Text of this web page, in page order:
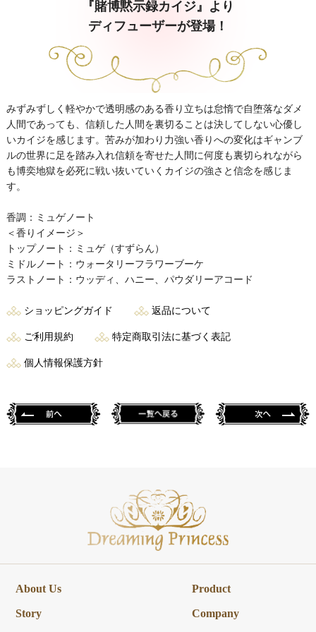
『賭博黙示録カイジ』より
ディフューザーが登場！
みずみずしく軽やかで透明感のある香り立ちは怠惰で自堕落なダメ
人間であっても、信頼した人間を裏切ることは決してしない心優し
いカイジを感じます。苦みが加わり力強い香りへの変化はギャンブ
ルの世界に足を踏み入れ信頼を寄せた人間に何度も裏切られながら
も博奕地獄を必死に戦い抜いていくカイジの強さと信念を感じま
す。
香調：ミュゲノート
＜香りイメージ＞
トップノート：ミュゲ（すずらん）
ミドルノート：ウォータリーフラワーブーケ
ラストノート：ウッディ、ハニー、パウダリーアコード
ショッピングガイド 返品について
ご利用規約 特定商取引法に基づく表記
個人情報保護方針
About Us
Story
Product
Company